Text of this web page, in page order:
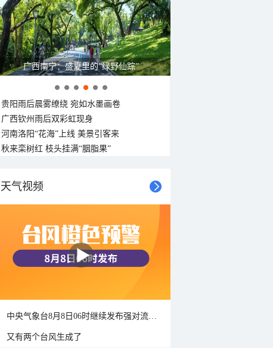
广西南宁：盛夏里的“绿野仙踪”
贵阳雨后晨雾缭绕 宛如水墨画卷
广西钦州雨后双彩虹现身
河南洛阳“花海”上线 美景引客来
秋来栾树红 枝头挂满“胭脂果”
天气视频
又有两个台风生成了